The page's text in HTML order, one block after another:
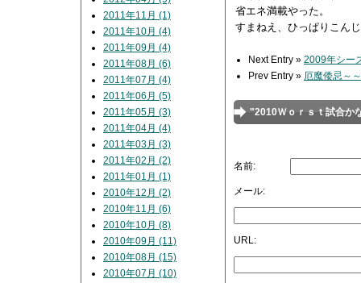
省エネ満載やった。
すまねえ、ひっぱりこん
Next Entry » 2009年シー
Prev Entry » 厄魔倭忌～
"2010Ｗｏｒｓｔ試合か
名前:
メール:
URL:
2011年11月 (1)
2011年10月 (4)
2011年09月 (4)
2011年08月 (6)
2011年07月 (4)
2011年06月 (5)
2011年05月 (3)
2011年04月 (4)
2011年03月 (3)
2011年02月 (2)
2011年01月 (1)
2010年12月 (2)
2010年11月 (6)
2010年10月 (8)
2010年09月 (11)
2010年08月 (15)
2010年07月 (10)